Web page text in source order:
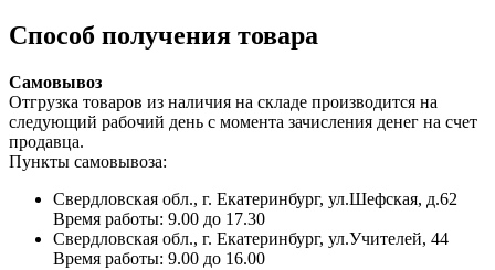
Способ получения товара
Самовывоз
Отгрузка товаров из наличия на складе производится на
следующий рабочий день с момента зачисления денег на счет
продавца.
Пункты самовывоза:
Свердловская обл., г. Екатеринбург, ул.Шефская, д.62
Время работы: 9.00 до 17.30
Свердловская обл., г. Екатеринбург, ул.Учителей, 44
Время работы: 9.00 до 16.00